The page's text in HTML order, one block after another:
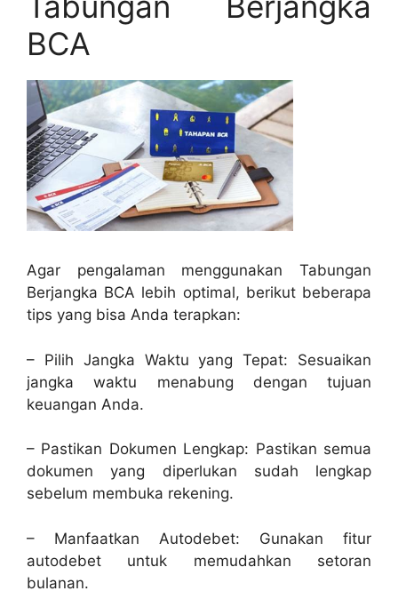
BCA
Agar pengalaman menggunakan Tabungan
Berjangka BCA lebih optimal, berikut beberapa
tips yang bisa Anda terapkan:
– Pilih Jangka Waktu yang Tepat: Sesuaikan
jangka waktu menabung dengan tujuan
keuangan Anda.
– Pastikan Dokumen Lengkap: Pastikan semua
dokumen yang diperlukan sudah lengkap
sebelum membuka rekening.
– Manfaatkan Autodebet: Gunakan fitur
autodebet untuk memudahkan setoran
bulanan.